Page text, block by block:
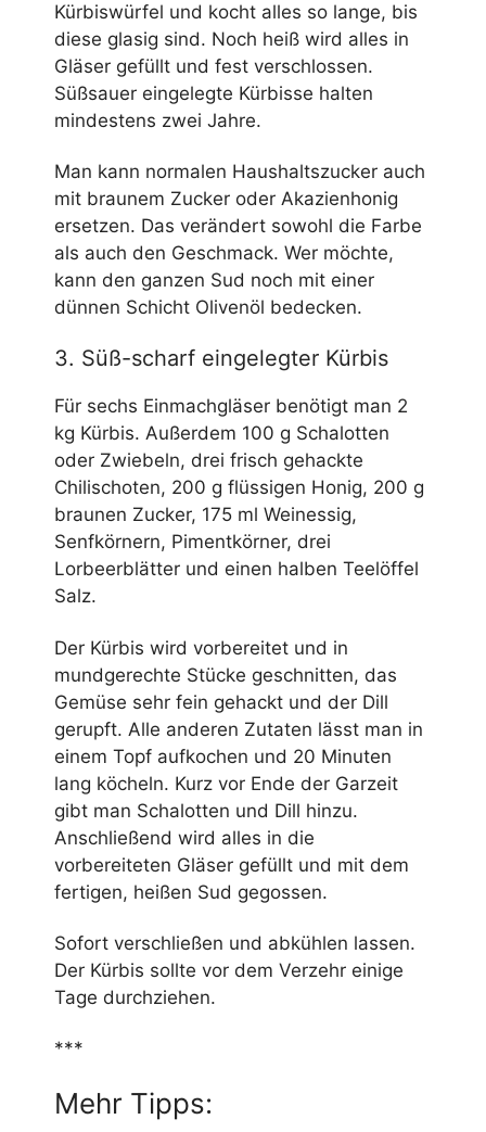
Kürbiswürfel und kocht alles so lange, bis
diese glasig sind. Noch heiß wird alles in
Gläser gefüllt und fest verschlossen.
Süßsauer eingelegte Kürbisse halten
mindestens zwei Jahre.
Man kann normalen Haushaltszucker auch
mit braunem Zucker oder Akazienhonig
ersetzen. Das verändert sowohl die Farbe
als auch den Geschmack. Wer möchte,
kann den ganzen Sud noch mit einer
dünnen Schicht Olivenöl bedecken.
3. Süß-scharf eingelegter Kürbis
Für sechs Einmachgläser benötigt man 2
kg Kürbis. Außerdem 100 g Schalotten
oder Zwiebeln, drei frisch gehackte
Chilischoten, 200 g flüssigen Honig, 200 g
braunen Zucker, 175 ml Weinessig,
Senfkörnern, Pimentkörner, drei
Lorbeerblätter und einen halben Teelöffel
Salz.
Der Kürbis wird vorbereitet und in
mundgerechte Stücke geschnitten, das
Gemüse sehr fein gehackt und der Dill
gerupft. Alle anderen Zutaten lässt man in
einem Topf aufkochen und 20 Minuten
lang köcheln. Kurz vor Ende der Garzeit
gibt man Schalotten und Dill hinzu.
Anschließend wird alles in die
vorbereiteten Gläser gefüllt und mit dem
fertigen, heißen Sud gegossen.
Sofort verschließen und abkühlen lassen.
Der Kürbis sollte vor dem Verzehr einige
Tage durchziehen.
***
Mehr Tipps: